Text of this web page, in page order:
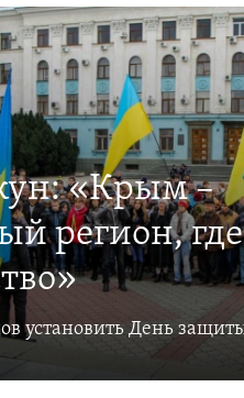
«Крым –
регион,
установить День